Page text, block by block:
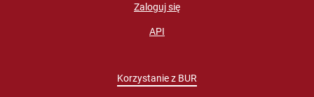
Zaloguj się
API
Korzystanie z BUR